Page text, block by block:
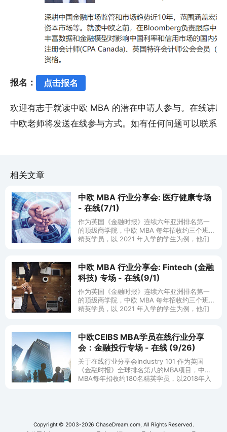
报名： 点击报名
欢迎有志于就读中欧 MBA 的潜在申请人参与。在线讲
中欧老师将发送在线参与方式。如有任何问题可以联系
相关文章
中欧 MBA 行业分享会: 医疗健康专场
- 在线(7/1)
作为英国《金融时报》连续六年亚洲排名第一
的顶级商学院，中欧 MBA 每年招收约三个班的
精英学员，以 2021 年入学的学生为例，他们
中欧 MBA 行业分享会: Fintech (金融
科技) 专场 - 在线(9/1)
作为英国《金融时报》连续六年亚洲排名第一
的顶级商学院，中欧 MBA 每年招收约三个班的
精英学员，以 2021 年入学的学生为例，他们
中欧CEIBS MBA学员在线行业分享
会：金融投行专场 - 在线 (9/26)
关于在线行业分享会Industry 101 作为英国
《金融时报》全球排名第八的MBA项目，中欧
MBA每年招收约180名精英学员，以2018年入
Copyright © 2003-2026 ChaseDream.com, All Rights Reserved.